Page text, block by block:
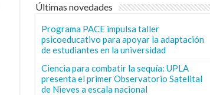
Últimas novedades
Programa PACE impulsa taller
psicoeducativo para apoyar la adaptación
de estudiantes en la universidad
Ciencia para combatir la sequía: UPLA
presenta el primer Observatorio Satelital
de Nieves a escala nacional